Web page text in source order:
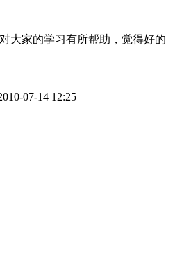
大家的学习有所帮助，觉得好的
07-14 12:25